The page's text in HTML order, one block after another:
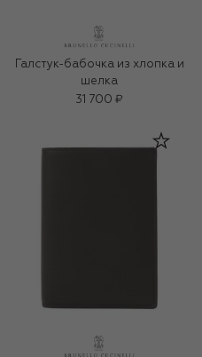
Галстук-бабочка из хлопка и
шелка
31 700 ₽